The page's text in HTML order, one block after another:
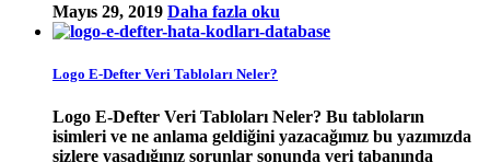
Mayıs 29, 2019 Daha fazla oku
Logo E-Defter Veri Tabloları Neler?
Logo E-Defter Veri Tabloları Neler? Bu tabloların
isimleri ve ne anlama geldiğini yazacağımız bu yazımızda
sizlere yaşadığınız sorunlar sonunda veri tabanında